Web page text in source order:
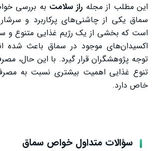
این مطلب از مجله راز سلامت به بررسی
سماق یکی از چاشنی‌های پرکاربرد و سرشار
است که بخشی از یک رژیم غذایی متنوع و
‌اکسیدان‌های موجود در سماق باعث شده
توجه پژوهشگران قرار گیرد. با این حال،
تنوع غذایی اهمیت بیشتری نسبت به
خاص دارد.
سؤالات متداول خواص سماق